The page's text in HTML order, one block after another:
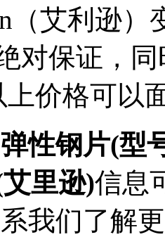
（艾利逊）
对保证，
上价格可以
弹性钢片(型
里逊)信息
我们了解